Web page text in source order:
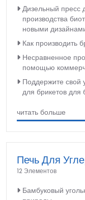
Дизельный пресс
производства
новыми
Как производить
Несравненное
помощью
Поддержите свой
для брикетов для
читать больше
Печь Для
12 Элементов
Бамбуковый